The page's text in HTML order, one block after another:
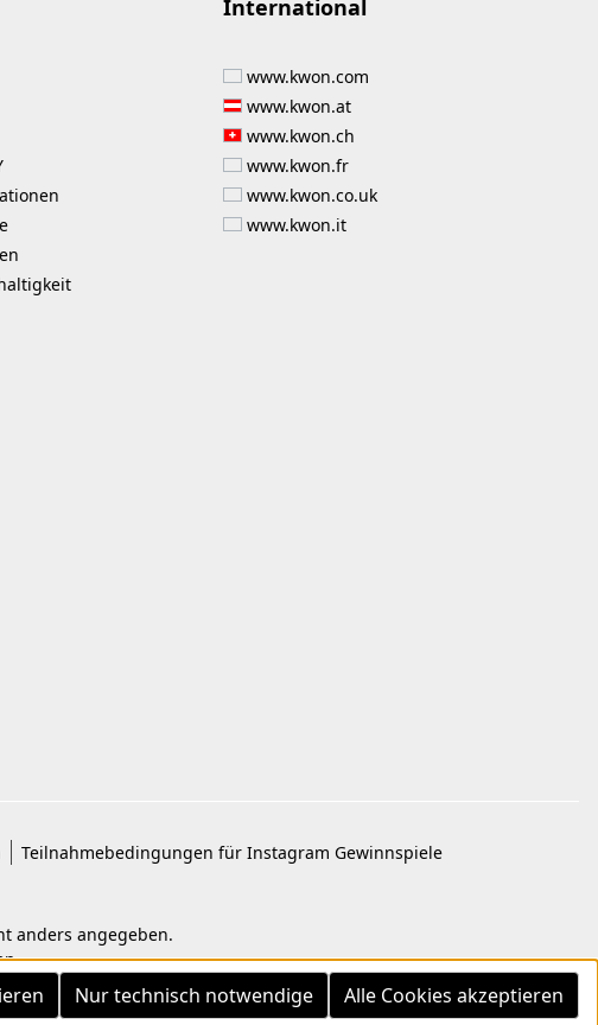
International
www.kwon.com
www.kwon.at
www.kwon.ch
www.kwon.fr
www.kwon.co.uk
www.kwon.it
Teilnahmebedingungen für Instagram Gewinnspiele
anders angegeben.
Nur technisch notwendige Alle Cookies akzeptieren